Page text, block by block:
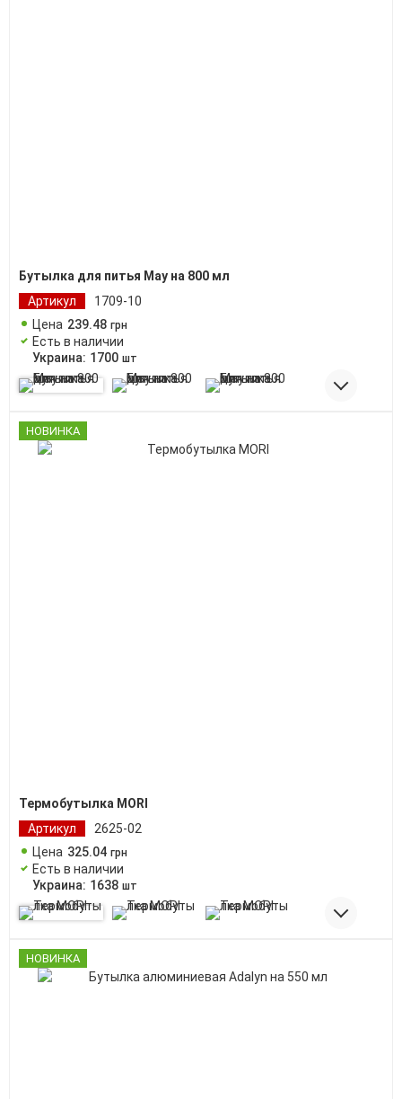
Бутылка для питья May на 800 мл
Артикул
1709-10
Цена 239.48 грн
Есть в наличии
Украина: 1700 шт
НОВИНКА
Термобутылка MORI
Артикул
2625-02
Цена 325.04 грн
Есть в наличии
Украина: 1638 шт
НОВИНКА